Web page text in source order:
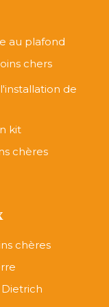
au plafond
chers
de
kit
chères
chères